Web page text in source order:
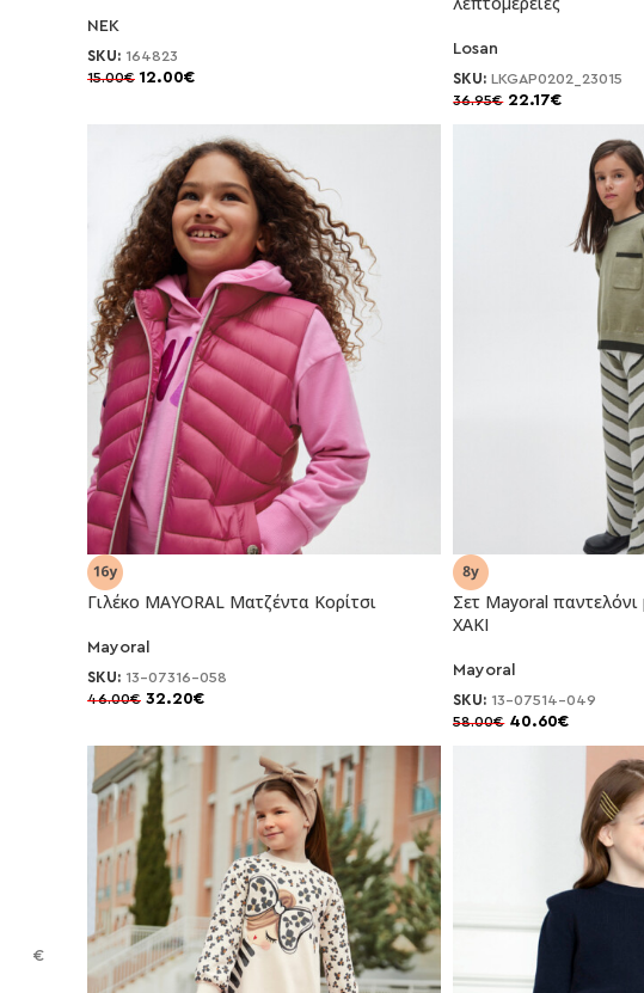
€
NEK
SKU: 164823
15.00€ 12.00€
Losan
SKU:LKGAP0202_23015
36.95€ 22.17€
-30%
Γιλέκο MAYORAL Ματζέντα Κορίτσι
Mayoral
SKU: 13-07316-058
46.00€ 32.20€
Σετ Mayoral
ΧAKI
Mayoral
SKU: 13-07514-049
58.00€ 40.60€